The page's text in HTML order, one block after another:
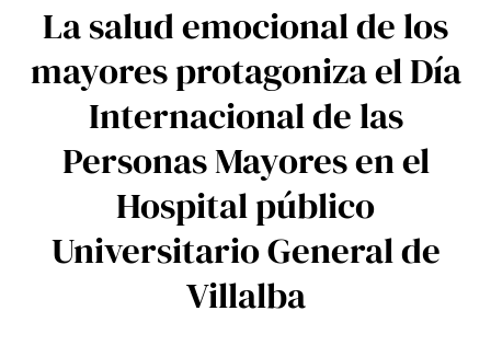
La salud emocional de los
mayores protagoniza el Día
Internacional de las
Personas Mayores en el
Hospital público
Universitario General de
Villalba